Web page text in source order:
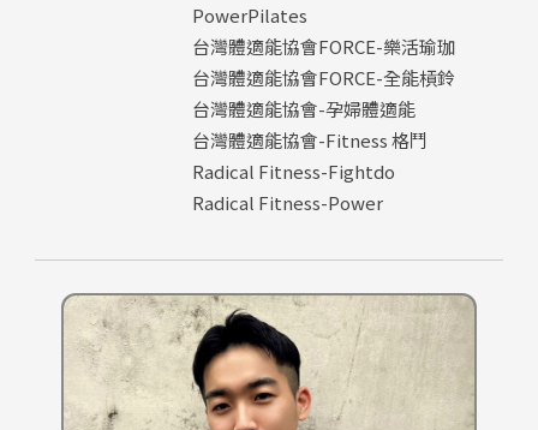
PowerPilates
台灣體適能協會FORCE-樂活瑜珈
台灣體適能協會FORCE-全能槓鈴
台灣體適能協會-孕婦體適能
台灣體適能協會-Fitness 格鬥
Radical Fitness-Fightdo
Radical Fitness-Power